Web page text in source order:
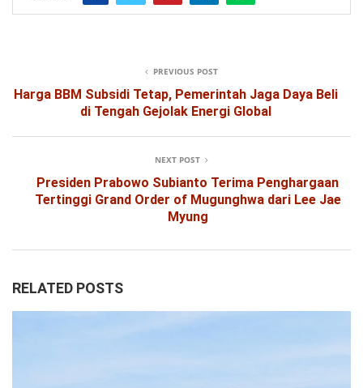
PREVIOUS POST
Harga BBM Subsidi Tetap, Pemerintah Jaga Daya Beli
di Tengah Gejolak Energi Global
NEXT POST
Presiden Prabowo Subianto Terima Penghargaan
Tertinggi Grand Order of Mugunghwa dari Lee Jae
Myung
RELATED POSTS